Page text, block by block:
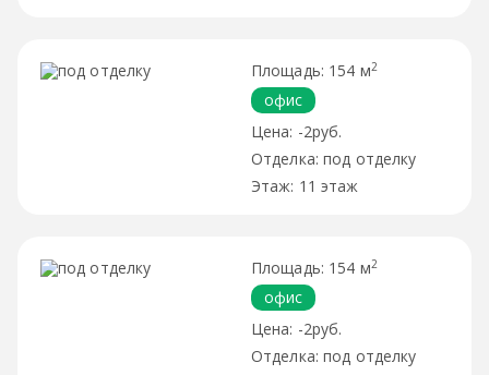
154 м2
офис
-2руб.
под отделку
11 этаж
154 м2
офис
-2руб.
под отделку